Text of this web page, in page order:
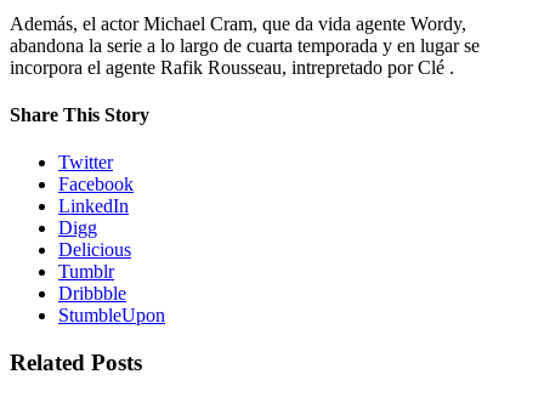
Además, el actor Michael Cram, que da vida agente Wordy,
abandona la serie a lo largo de cuarta temporada y en lugar se
incorpora el agente Rafik Rousseau, intrepretado por Clé .
Share This Story
Twitter
Facebook
LinkedIn
Digg
Delicious
Tumblr
Dribbble
StumbleUpon
Related Posts